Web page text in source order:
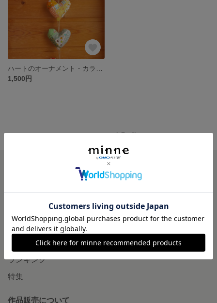
1,500円
minne ホーム いちねんみGALLERY の作品一覧
minneについて
minneで買いたい
作品をさがす
ショップをさがす
ランキング
特集
作品販売について